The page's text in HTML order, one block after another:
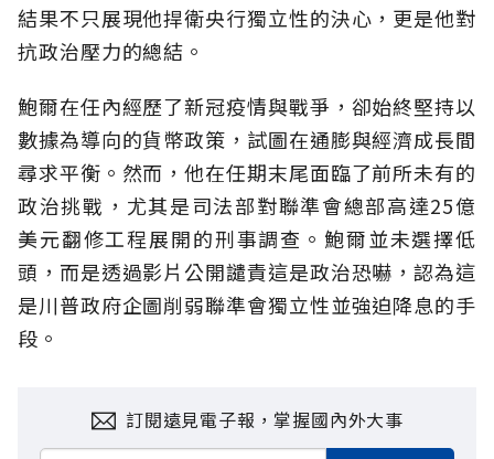
結果不只展現他捍衛央行獨立性的決心，更是他對
抗政治壓力的總結。
鮑爾在任內經歷了新冠疫情與戰爭，卻始終堅持以
數據為導向的貨幣政策，試圖在通膨與經濟成長間
尋求平衡。然而，他在任期末尾面臨了前所未有的
政治挑戰，尤其是司法部對聯準會總部高達25億
美元翻修工程展開的刑事調查。鮑爾並未選擇低
頭，而是透過影片公開譴責這是政治恐嚇，認為這
是川普政府企圖削弱聯準會獨立性並強迫降息的手
段。
訂閱遠見電子報，掌握國內外大事